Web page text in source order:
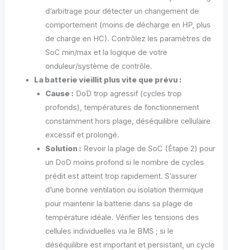
d’arbitrage pour détecter un changement de
comportement (moins de décharge en HP, plus
de charge en HC). Contrôlez les paramètres de
SoC min/max et la logique de votre
onduleur/système de contrôle.
La batterie vieillit plus vite que prévu :
Cause : DoD trop agressif (cycles trop
profonds), températures de fonctionnement
constamment hors plage, déséquilibre cellulaire
excessif et prolongé.
Solution : Revoir la plage de SoC (Étape 2) pour
un DoD moins profond si le nombre de cycles
prédit est atteint trop rapidement. S’assurer
d’une bonne ventilation ou isolation thermique
pour maintenir la batterie dans sa plage de
température idéale. Vérifier les tensions des
cellules individuelles via le BMS ; si le
déséquilibre est important et persistant, un cycle